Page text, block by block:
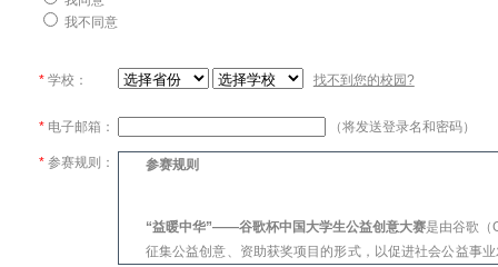
我不同意
*学校： 找不到您的校园?
*电子邮箱： （将发送登录名和密码）
*参赛规则： 参赛规则
“益暖中华”――谷歌杯中国大学生公益创意大赛是由谷歌（
征集公益创意、资助获奖项目的形式，以促进社会公益事